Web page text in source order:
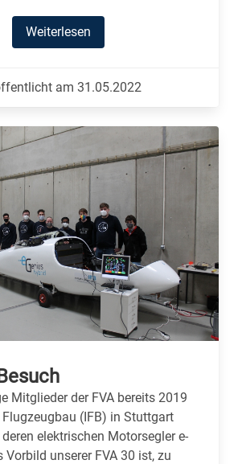
Weiterlesen
am 31.05.2022
Mitglieder der FVA bereits 2019
(IFB) in Stuttgart
elektrischen Motorsegler e-
Vorbild unserer FVA 30 ist, zu